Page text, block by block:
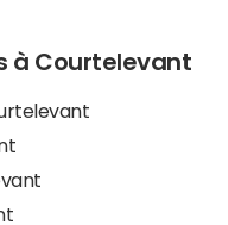
à Courtelevant